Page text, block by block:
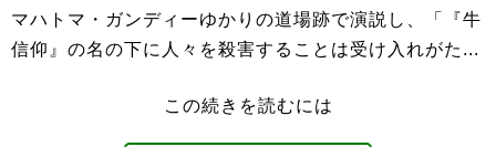
マハトマ・ガンディーゆかりの道場跡で演説し、「『牛
信仰』の名の下に人々を殺害することは受け入れがた...
この続きを読むには